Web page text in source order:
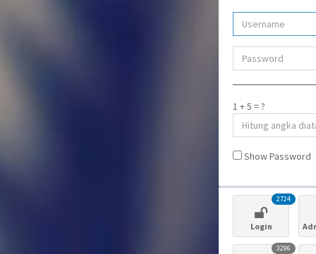
1 + 5 = ?
Show Password
2724
Login
3296